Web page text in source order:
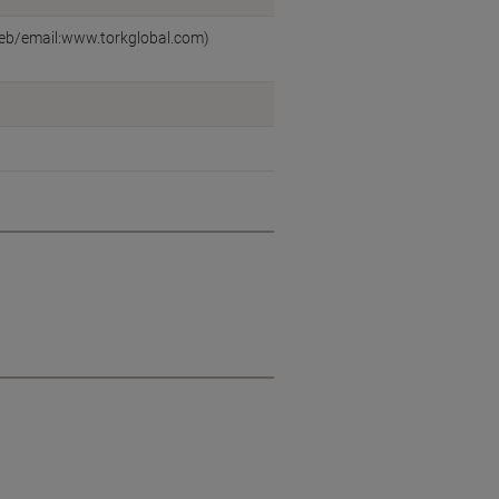
email:www.torkglobal.com)